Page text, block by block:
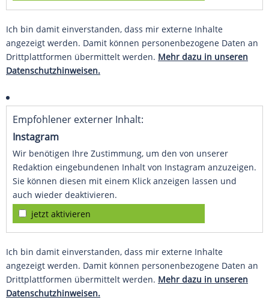
Ich bin damit einverstanden, dass mir externe Inhalte
angezeigt werden. Damit können personenbezogene Daten an
Drittplattformen übermittelt werden. Mehr dazu in unseren
Datenschutzhinweisen.
Empfohlener externer Inhalt:
Instagram
Wir benötigen Ihre Zustimmung, um den von unserer
Redaktion eingebundenen Inhalt von Instagram anzuzeigen.
Sie können diesen mit einem Klick anzeigen lassen und
auch wieder deaktivieren.
jetzt aktivieren
Ich bin damit einverstanden, dass mir externe Inhalte
angezeigt werden. Damit können personenbezogene Daten an
Drittplattformen übermittelt werden. Mehr dazu in unseren
Datenschutzhinweisen.